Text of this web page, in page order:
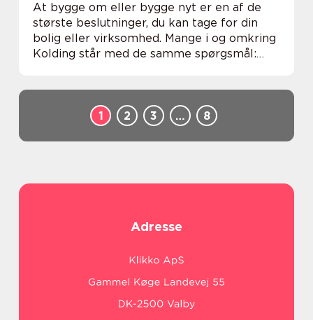
At bygge om eller bygge nyt er en af de
største beslutninger, du kan tage for din
bolig eller virksomhed. Mange i og omkring
Kolding står med de samme spørgsmål:
1
2 3 … 8
Adresse